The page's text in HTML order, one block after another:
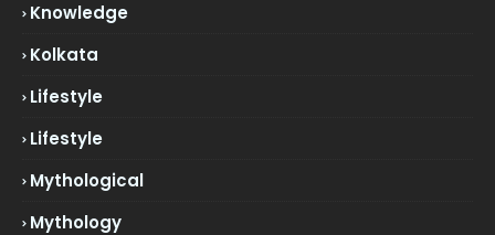
Knowledge
Kolkata
Lifestyle
Lifestyle
Mythological
Mythology